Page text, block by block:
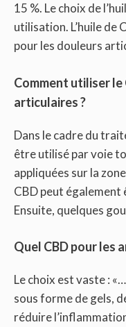
15 %. Le choix de
utilisation. L’huile de
pour les douleurs
Comment utiliser le
articulaires ?
Dans le cadre du
être utilisé par voie
appliquées sur la
CBD peut
Ensuite, quelques
Quel CBD pour les
Le choix est vaste :
sous forme de gels,
réduire